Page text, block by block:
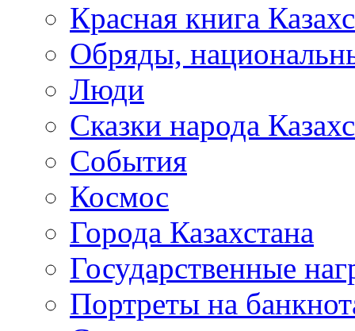
Красная книга
Обряды,
Люди
Сказки народа
События
Космос
Города Казахстана
Государственные
Портреты на